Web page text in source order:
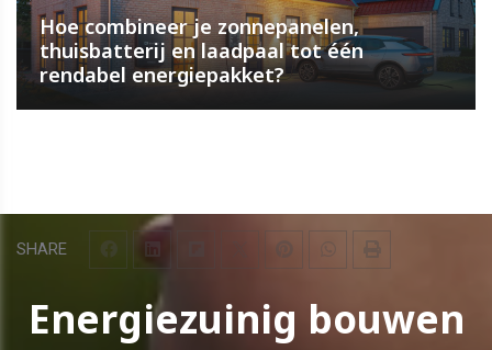
SHARE
Hoe combineer je zonnepanelen,
thuisbatterij en laadpaal tot één
rendabel energiepakket?
Energiezuinig bouwen